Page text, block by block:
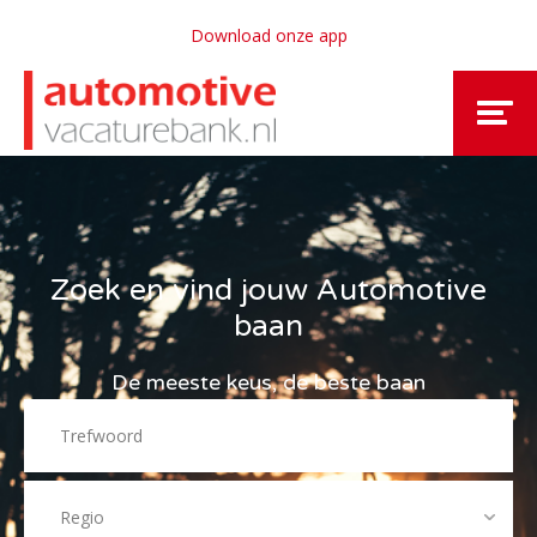
Download onze app
Zoek en vind jouw Automotive
baan
De meeste keus, de beste baan